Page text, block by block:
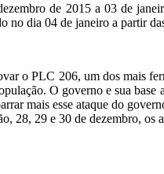
de 2015 a 03 de
no dia 04 de janeiro a partir
o PLC 206, um dos mais
O governo e sua
mais esse ataque do
29 e 30 de dezembro, os